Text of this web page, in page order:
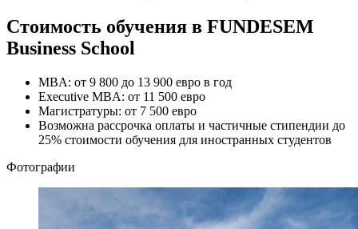
Стоимость обучения в FUNDESEM
Business School
MBA: от 9 800 до 13 900 евро в год
Executive MBA: от 11 500 евро
Магистратуры: от 7 500 евро
Возможна рассрочка оплаты и частичные стипендии до
25% стоимости обучения для иностранных студентов
Фотографии